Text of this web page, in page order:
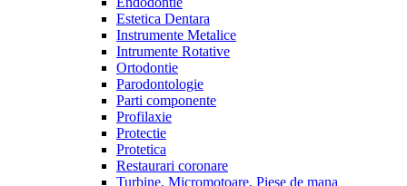
Estetica Dentara
Instrumente Metalice
Intrumente Rotative
Ortodontie
Parodontologie
Parti componente
Profilaxie
Protectie
Protetica
Restaurari coronare
Turbine, Micromotoare, Piese de mana